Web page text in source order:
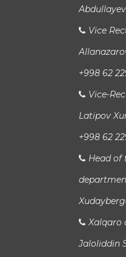
Vice
+998 62
Vice-
Latipov
+998 62
Head
Xalqaro
Jaloliddin